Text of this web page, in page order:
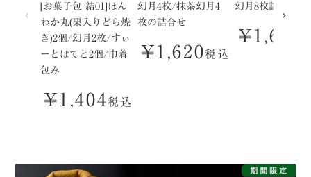
[お菓子包 結01]ほん
わか丸(栗入りどら焼
き)2個/幻月2枚/すぃ
ーとぽてと2個/巾着
包み
¥1,404税込
幻月4枚/抹茶幻月4
枚の詰合せ
¥1,620税込
幻月8枚詰合せ
¥1,620